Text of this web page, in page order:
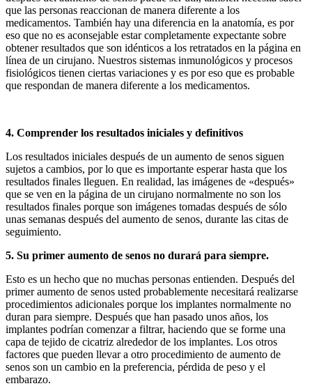
que las personas reaccionan de manera diferente a los
medicamentos. También hay una diferencia en la anatomía, es por
eso que no es aconsejable estar completamente expectante sobre
obtener resultados que son idénticos a los retratados en la página en
línea de un cirujano. Nuestros sistemas inmunológicos y procesos
fisiológicos tienen ciertas variaciones y es por eso que es probable
que respondan de manera diferente a los medicamentos.
4. Comprender los resultados iniciales y definitivos
Los resultados iniciales después de un aumento de senos siguen
sujetos a cambios, por lo que es importante esperar hasta que los
resultados finales lleguen. En realidad, las imágenes de «después»
que se ven en la página de un cirujano normalmente no son los
resultados finales porque son imágenes tomadas después de sólo
unas semanas después del aumento de senos, durante las citas de
seguimiento.
5. Su primer aumento de senos no durará para siempre.
Esto es un hecho que no muchas personas entienden. Después del
primer aumento de senos usted probablemente necesitará realizarse
procedimientos adicionales porque los implantes normalmente no
duran para siempre. Después que han pasado unos años, los
implantes podrían comenzar a filtrar, haciendo que se forme una
capa de tejido de cicatriz alrededor de los implantes. Los otros
factores que pueden llevar a otro procedimiento de aumento de
senos son un cambio en la preferencia, pérdida de peso y el
embarazo.